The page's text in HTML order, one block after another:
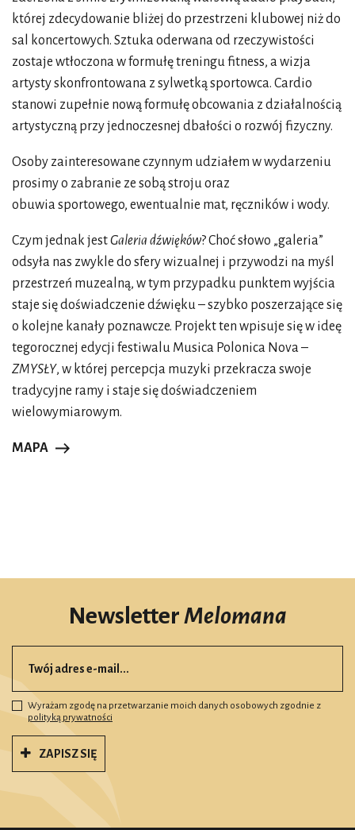
której zdecydowanie bliżej do przestrzeni klubowej niż do
sal koncertowych. Sztuka oderwana od rzeczywistości
zostaje wtłoczona w formułę treningu fitness, a wizja
artysty skonfrontowana z sylwetką sportowca. Cardio
stanowi zupełnie nową formułę obcowania z działalnością
artystyczną przy jednoczesnej dbałości o rozwój fizyczny.
Osoby zainteresowane czynnym udziałem w wydarzeniu
prosimy o zabranie ze sobą stroju oraz
obuwia sportowego, ewentualnie mat, ręczników i wody.
Czym jednak jestGaleria dźwięków? Choć słowo „galeria”
odsyła nas zwykle do sfery wizualnej i przywodzi na myśl
przestrzeń muzealną, w tym przypadku punktem wyjścia
staje się doświadczenie dźwięku – szybko poszerzające się
o kolejne kanały poznawcze. Projekt ten wpisuje się w ideę
tegorocznej edycji festiwalu Musica Polonica Nova –
ZMYSŁY, w której percepcja muzyki przekracza swoje
tradycyjne ramy i staje się doświadczeniem
wielowymiarowym.
MAPA
NewsletterMelomana
Wyrażam zgodę na przetwarzanie moich danych osobowych zgodnie z
polityką prywatności
ZAPISZ SIĘ